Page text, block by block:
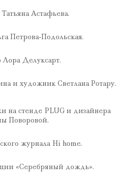
Астафьева.
Петрова-Подольская.
Делуксарт.
и художник Светлана Ротару.
на стенде PLUG и дизайнера
Поворовой.
журнала Hi home.
«Серебряный дождь».